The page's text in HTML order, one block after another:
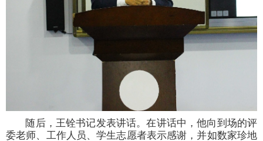
随后，王铨书记发表讲话。在讲话中，他向到场的评
委老师、工作人员、学生志愿者表示感谢，并如数家珍地